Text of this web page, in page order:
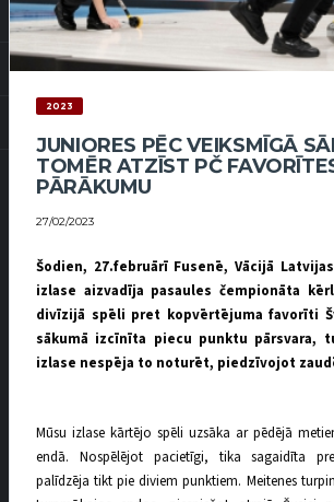
2023
JUNIORES PĒC VEIKSMĪGĀ
TOMĒR ATZĪST PČ
PĀRĀKUMU
27/02/2023
Šodien, 27.februārī Fusenē, Vācijā
izlase aizvadīja pasaules čempionāta
divīzijā spēli pret kopvērtējuma favorīti
sākumā izcīnīta piecu punktu pārsvara,
izlase nespēja to noturēt, piedzīvojot
Mūsu izlase kārtējo spēli uzsāka ar pēdējā
endā. Nospēlējot pacietīgi, tika sagaidīta
palīdzēja tikt pie diviem punktiem. Meitenes